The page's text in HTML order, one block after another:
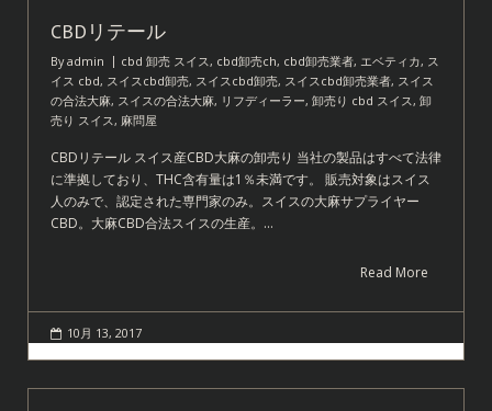
CBDリテール
Byadmin cbd 卸売 スイス , cbd卸売ch, cbd卸売業者, エベティカ, ス
イス cbd, スイスcbd卸売, スイスcbd卸売, スイスcbd卸売業者, スイス
の合法大麻, スイスの合法大麻, リフディーラー, 卸売り cbd スイス , 卸
売り スイス , 麻問屋
CBDリテール スイス産CBD大麻の卸売り 当社の製品はすべて法律
に準拠しており、THC含有量は1％未満です。 販売対象はスイス
人のみで、認定された専門家のみ。スイスの大麻サプライヤー
CBD。大麻CBD合法スイスの生産。…
Read More
10月 13, 2017